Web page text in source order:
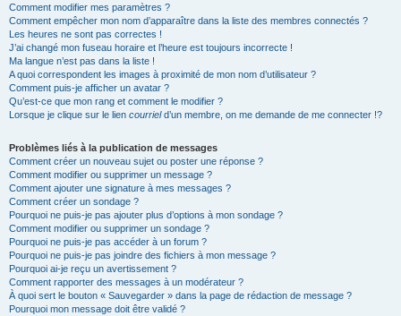
Comment modifier mes paramètres ?
Comment empêcher mon nom d’apparaître dans la liste des membres connectés ?
Les heures ne sont pas correctes !
J’ai changé mon fuseau horaire et l’heure est toujours incorrecte !
Ma langue n’est pas dans la liste !
A quoi correspondent les images à proximité de mon nom d’utilisateur ?
Comment puis-je afficher un avatar ?
Qu’est-ce que mon rang et comment le modifier ?
Lorsque je clique sur le lien courrield’un membre, on me demande de me connecter !?
Problèmes liés à la publication de messages
Comment créer un nouveau sujet ou poster une réponse ?
Comment modifier ou supprimer un message ?
Comment ajouter une signature à mes messages ?
Comment créer un sondage ?
Pourquoi ne puis-je pas ajouter plus d’options à mon sondage ?
Comment modifier ou supprimer un sondage ?
Pourquoi ne puis-je pas accéder à un forum ?
Pourquoi ne puis-je pas joindre des fichiers à mon message ?
Pourquoi ai-je reçu un avertissement ?
Comment rapporter des messages à un modérateur ?
À quoi sert le bouton « Sauvegarder » dans la page de rédaction de message ?
Pourquoi mon message doit être validé ?